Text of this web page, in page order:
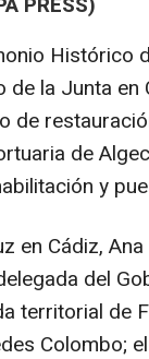
Histórico
la Junta en
de
de
y
en Cádiz,
del
territorial de
Colombo;